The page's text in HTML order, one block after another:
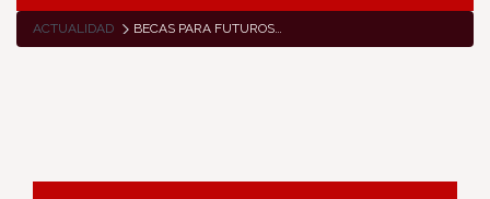
ACTUALIDAD BECAS PARA FUTUROS PROFESORES DE FRANCÉS